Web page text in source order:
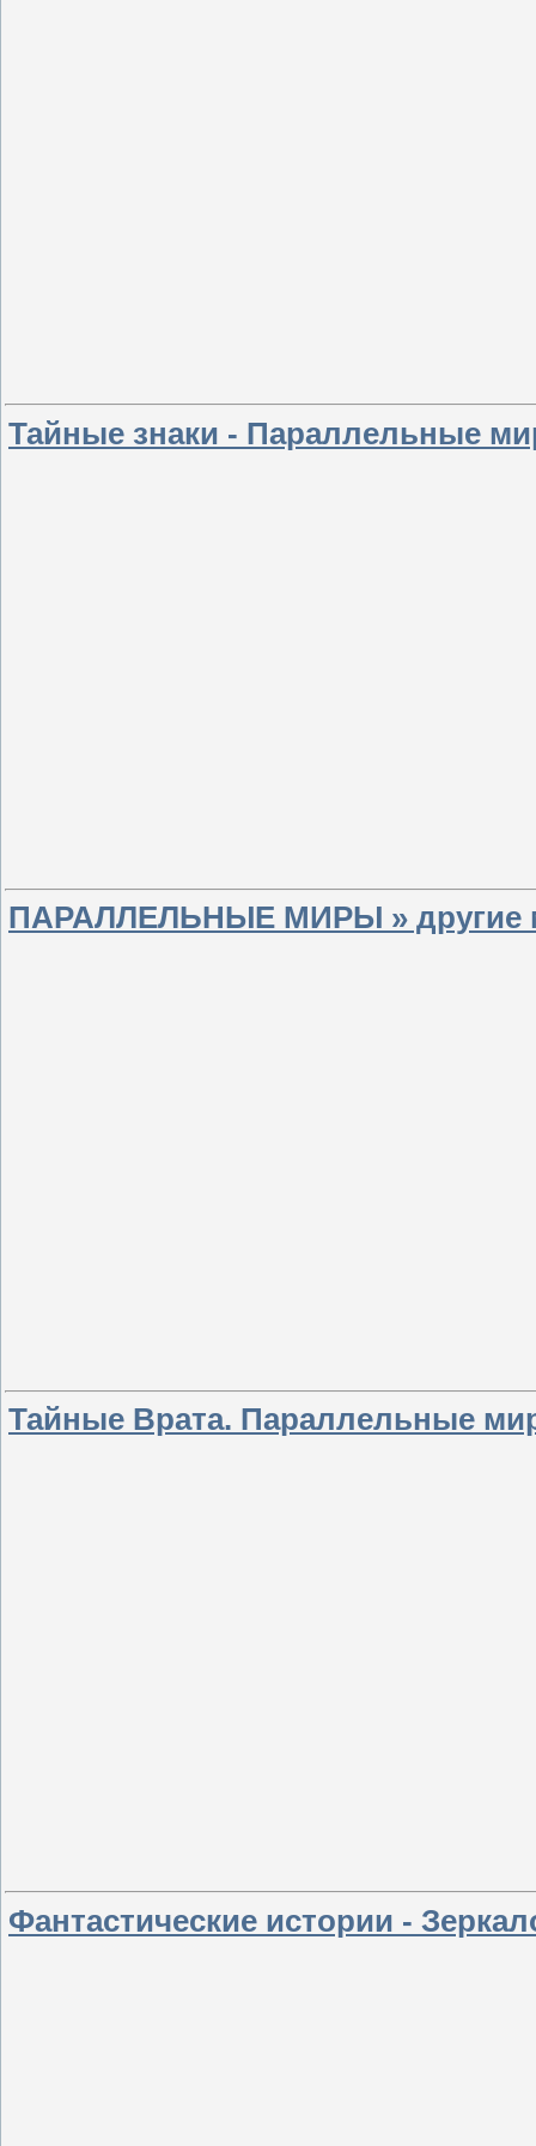
Тайные знаки - Параллельные
ПАРАЛЛЕЛЬНЫЕ МИРЫ » другие
Тайные Врата. Параллельные
Фантастические истории -